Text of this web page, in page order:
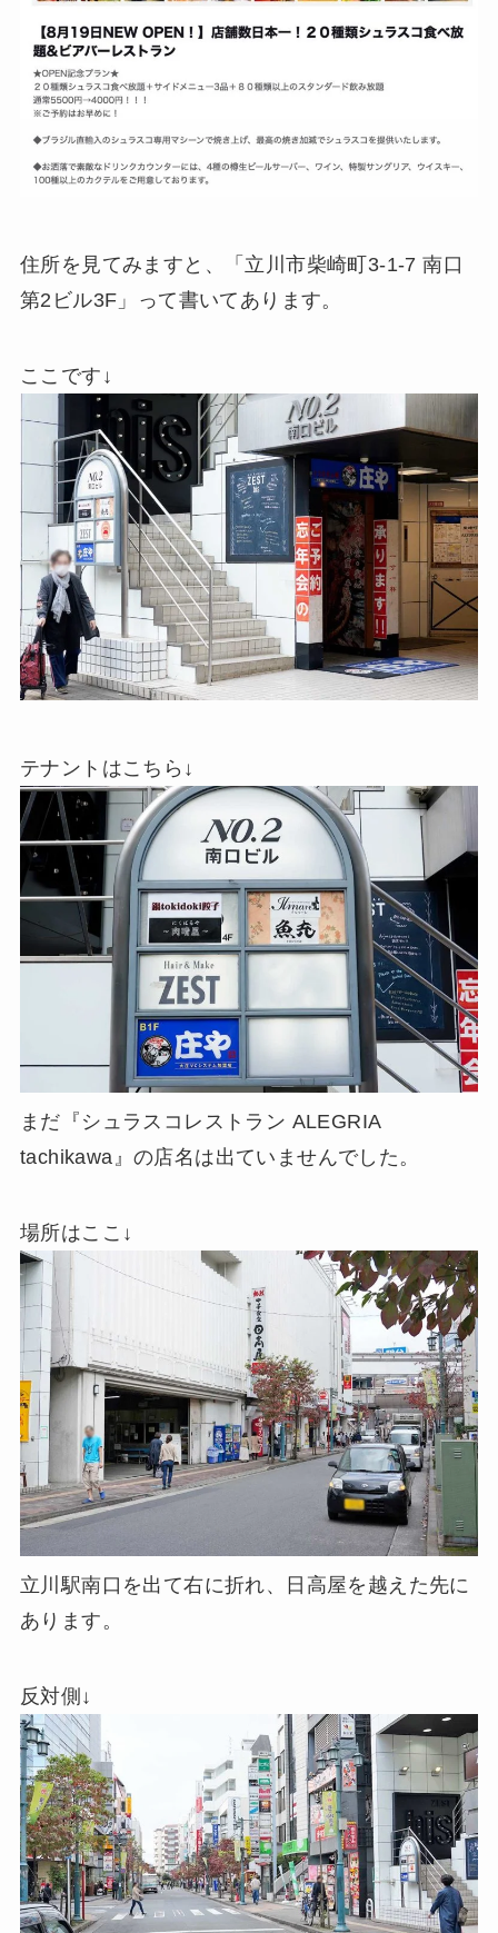
住所を見てみますと、「立川市柴崎町3-1-7 南口
第2ビル3F」って書いてあります。
ここです↓
テナントはこちら↓
まだ『シュラスコレストラン ALEGRIA
tachikawa』の店名は出ていませんでした。
場所はここ↓
立川駅南口を出て右に折れ、日高屋を越えた先に
あります。
反対側↓